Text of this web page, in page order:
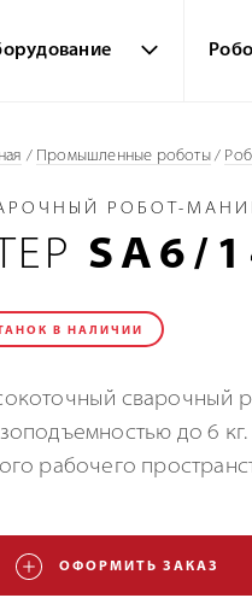
/ Промышленные роботы/
РОБОТ-
SA6/
В НАЛИЧИИ
сварочный
до 6
рабочего
ОФОРМИТЬ ЗАКАЗ